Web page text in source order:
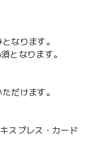
なります。
となります。
だけます。
スプレス・カード